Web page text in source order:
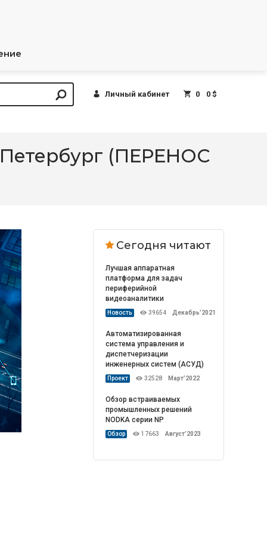
Личный кабинет 0 0 $
Петербург (ПЕРЕНОС
Сегодня читают
Лучшая аппаратная
платформа для задач
периферийной
видеоаналитики
Новость 39654 Декабрь’2021
Автоматизированная
система управления и
диспетчеризации
инженерных систем (АСУД)
Проект 32528 Март’2022
Обзор встраиваемых
промышленных решений
NODKA серии NP
Обзор 17663 Август’2023